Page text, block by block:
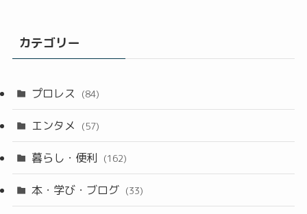
カテゴリー
プロレス (84)
エンタメ (57)
暮らし・便利 (162)
本・学び・ブログ (33)